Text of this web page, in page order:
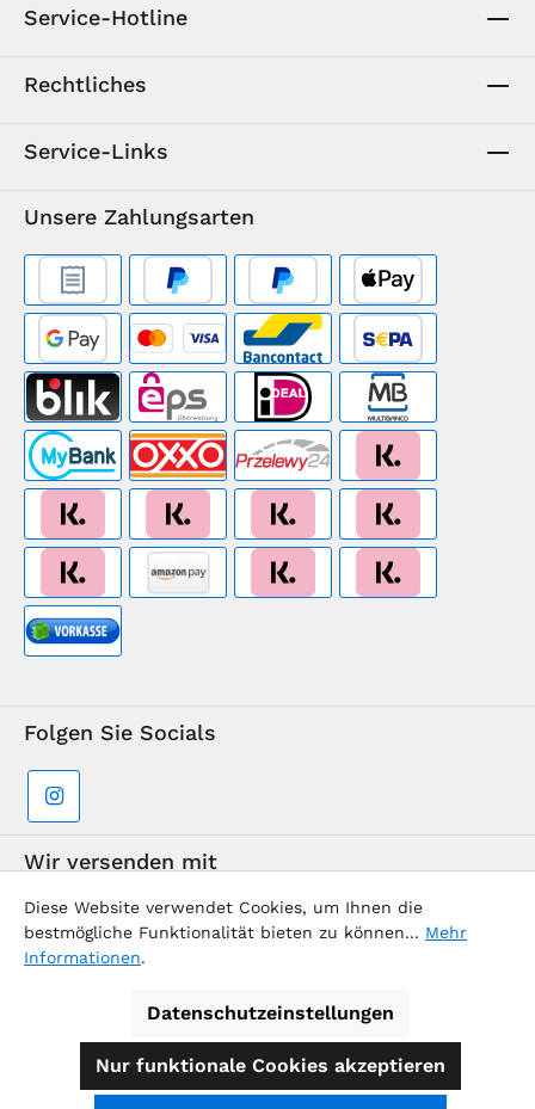
Service-Hotline
Rechtliches
Service-Links
Unsere Zahlungsarten
Folgen Sie Socials
Wir versenden mit
Diese Website verwendet Cookies, um Ihnen die
bestmögliche Funktionalität bieten zu können... Mehr
Informationen.
Datenschutzeinstellungen
Nur funktionale Cookies akzeptieren